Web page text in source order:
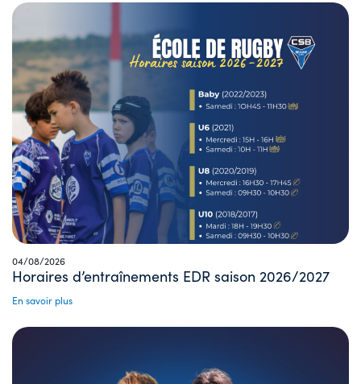
04/08/2026
Horaires d’entraînements EDR saison 2026/2027
En savoir plus